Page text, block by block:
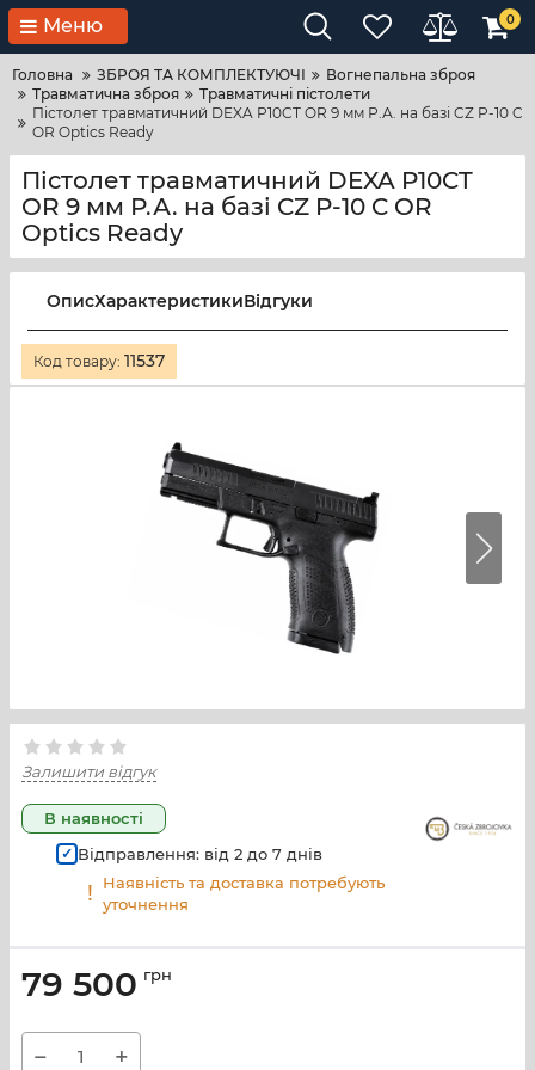
Меню 0
Головна ЗБРОЯ ТА КОМПЛЕКТУЮЧІ
Вогнепальна зброя
Травматична зброя
Травматичні пістолети
Пістолет травматичний DEXA P10CT OR 9 мм Р.А. на базі CZ P-10 C
OR Optics Ready
Пістолет травматичний DEXA P10CT
OR 9 мм Р.А. на базі CZ P-10 C OR
Optics Ready
ОписХарактеристикиВідгуки
Код товару: 11537
Залишити відгук
В наявності
Відправлення: від 2 до 7 днів
Наявність та доставка потребують
уточнення
79 500 грн
− +